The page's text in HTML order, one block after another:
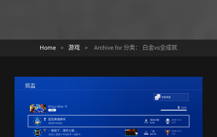
Home > 游戏 > Archive for 分类： 白金vs全成就